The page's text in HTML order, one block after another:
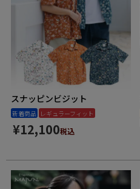
スナッピンビジット
新着商品 レギュラーフィット
¥12,100税込